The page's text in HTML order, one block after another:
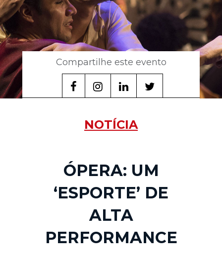
Compartilhe este evento
NOTÍCIA
ÓPERA: UM
‘ESPORTE’ DE
ALTA
PERFORMANCE